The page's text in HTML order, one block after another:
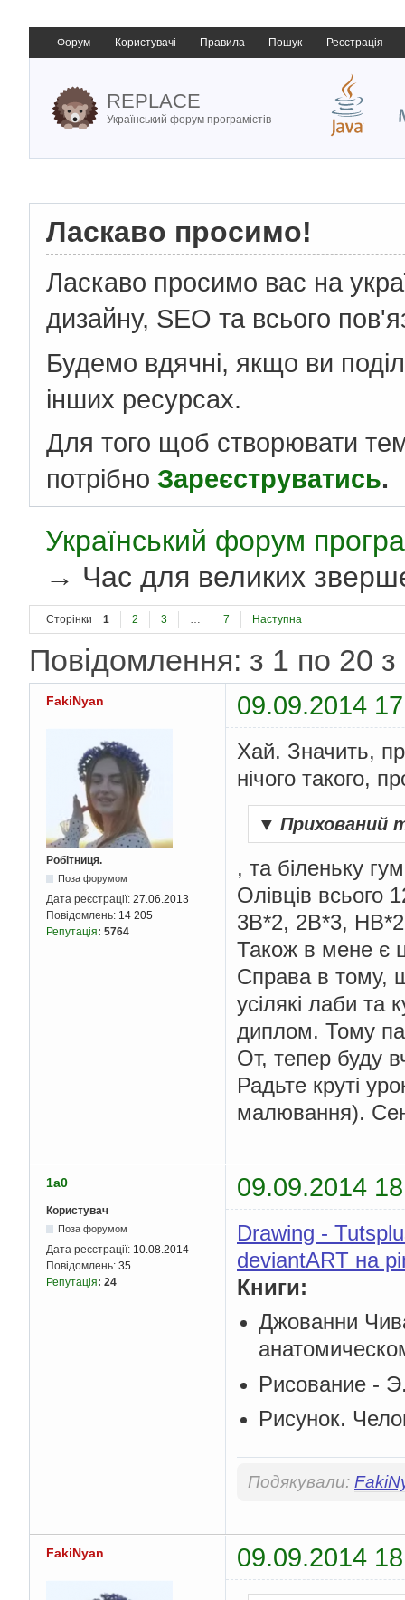
Форум Користувачі Правила Пошук Реєстрація
REPLACE
Український форум програмістів
Ласкаво просимо!
Ласкаво просимо вас на
дизайну, SEO та всього
Будемо вдячні, якщо ви
інших ресурсах.
Для того щоб створювати
потрібно Зареєструватись.
Український форум
→ Час для великих
Сторінки 1 2 3 … 7 Наступна
Повідомлення: з 1 по 20 з
FakiNyan 09.09.2014
Робітниця.
Поза форумом
Дата реєстрації: 27.06.2013
Повідомлень: 14 205
Репутація: 5764
Хай. Значить,
нічого такого,
▼ Прихований
, та біленьку
Олівців всього
3B*2, 2B*3,
Також в мене є
Справа в тому,
усілякі лаби та
диплом. Тому
От, тепер буду
Радьте круті
малювання).
1a0 09.09.2014
Користувач
Поза форумом
Дата реєстрації: 10.08.2014
Повідомлень: 35
Репутація: 24
Drawing -
deviantART на
Книги:
Джованни
Рисование -
Рисунок.
Подякували:
FakiNyan 09.09.2014